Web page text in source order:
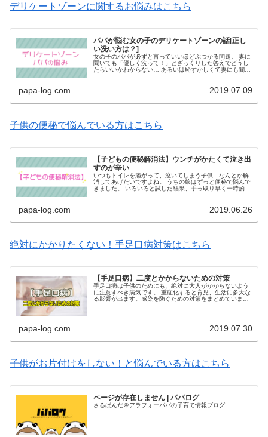
デリケートゾーンに関するお悩みはこちら
パパが悩む女の子のデリケートゾーンの話[正し
い洗い方は？]
女の子のパパが必ずと言っていいほどぶつかる問題。 妻に
聞いても「優しく洗って！」とざっくりした答えでどうし
たらいいかわからない… あるいは恥ずかしくて妻にも聞け
papa-log.com 2019.07.09
子供の便秘で悩んでいる方はこちら
【子どもの便秘解消法】ウンチがかたくて泣き出
すのが辛い
いつもトイレを痛がって、泣いてしまう子供…なんとか解
消してあげたいですよね。 うちの娘はずっと便秘で悩んで
きました。 いろいろと試した結果、手っ取り早く一時的な
papa-log.com 2019.06.26
絶対にかかりたくない！手足口病対策はこちら
【手足口病】二度とかからないための対策
手足口病は子供のためにも、絶対に大人がかからないよう
に注意すべき病気です。 重症化すると育児、生活に多大な
る影響が出ます。感染を防ぐための対策をまとめていま
papa-log.com 2019.07.30
子供がお片付けをしない！と悩んでいる方はこちら
ページが存在しません | パパログ
さるぱんだ＠アラフォーパパの子育て情報ブログ